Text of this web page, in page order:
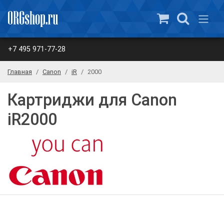
+7 495 971-77-28
Главная Canon iR 2000
Картриджи для Canon
iR2000